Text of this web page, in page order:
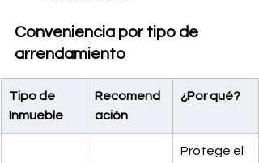
Conveniencia por tipo de
arrendamiento
Tipo de
Inmueble
Recomend
ación
¿Por qué?
Protege el